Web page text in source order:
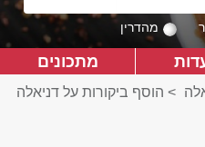
מהדרין
מתכונים
> הוסף ביקורות על דניאלה